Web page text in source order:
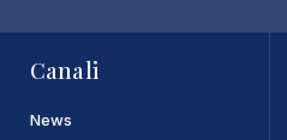
Canali
News